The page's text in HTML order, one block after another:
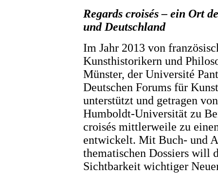
Regards croisés – ein Ort
und Deutschland
Im Jahr 2013 von
Kunsthistorikern und
Münster, der Université
Deutschen Forums für
unterstützt und getragen
Humboldt-Universität zu
croisés mittlerweile zu
entwickelt. Mit Buch- und
thematischen Dossiers will
Sichtbarkeit wichtiger